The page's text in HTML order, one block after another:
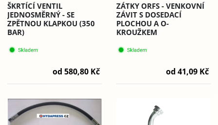
ŠKRTÍCÍ VENTIL
JEDNOSMĚRNÝ - SE
ZPĚTNOU KLAPKOU (350
BAR)
od 580,80 Kč
ZÁTKY ORFS - VENKOVNÍ
ZÁVIT S DOSEDACÍ
PLOCHOU A O-
KROUŽKEM
od 41,09 Kč